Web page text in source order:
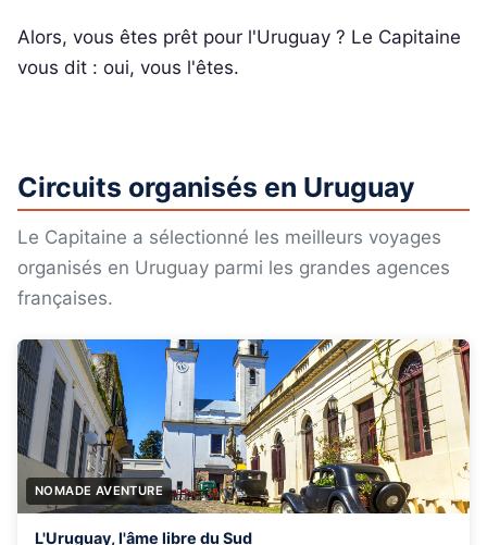
Alors, vous êtes prêt pour l'Uruguay ? Le Capitaine
vous dit : oui, vous l'êtes.
Circuits organisés en Uruguay
Le Capitaine a sélectionné les meilleurs voyages
organisés en Uruguay parmi les grandes agences
françaises.
NOMADE AVENTURE
L'Uruguay, l'âme libre du Sud